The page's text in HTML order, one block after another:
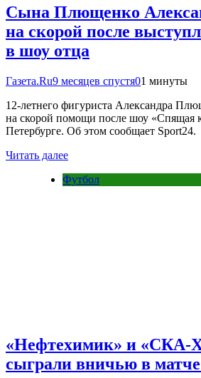
Сына Плющенко
на скорой после
в шоу отца
Газета.Ru9 месяцев спустя01 минуты
12-летнего фигуриста Александра
на скорой помощи после шоу «Спящая
Петербурге. Об этом сообщает Sport24.
Читать далее
Футбол
«Нефтехимик» и «СКА-
сыграли вничью в